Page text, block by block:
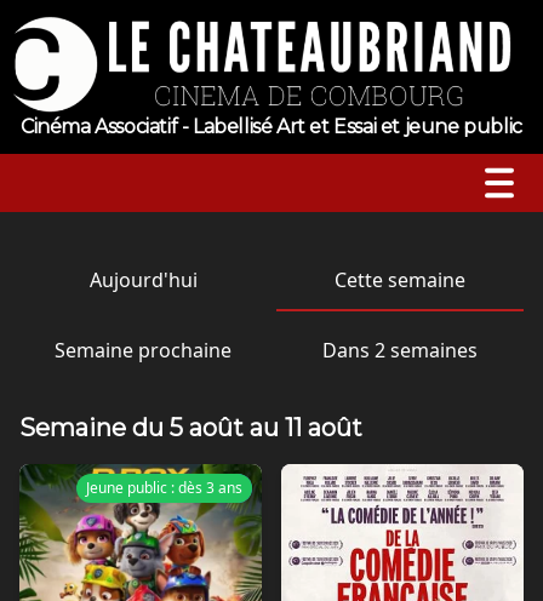
Cinéma Associatif - Labellisé Art et Essai et jeune public
Horaires
Tarifs
Nos tarifs
Contact
Aujourd'hui Cette semaine
Semaine prochaine Dans 2 semaines
Semaine du 5 août au 11 août
Sortie nationale
Jeune public : dès 3 ans